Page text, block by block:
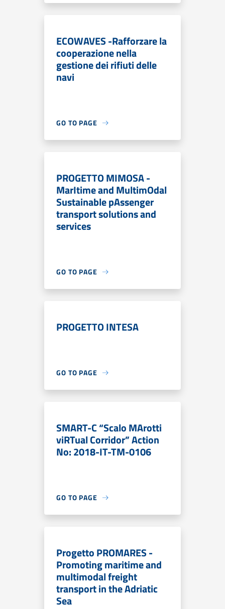
ECOWAVES -Rafforzare la
cooperazione nella
gestione dei rifiuti delle
navi
GO TO PAGE
PROGETTO MIMOSA -
MarItime and MultimOdal
Sustainable pAssenger
transport solutions and
services
GO TO PAGE
PROGETTO INTESA
GO TO PAGE
SMART-C “Scalo MArotti
viRTual Corridor” Action
No: 2018-IT-TM-0106
GO TO PAGE
Progetto PROMARES -
Promoting maritime and
multimodal freight
transport in the Adriatic
Sea